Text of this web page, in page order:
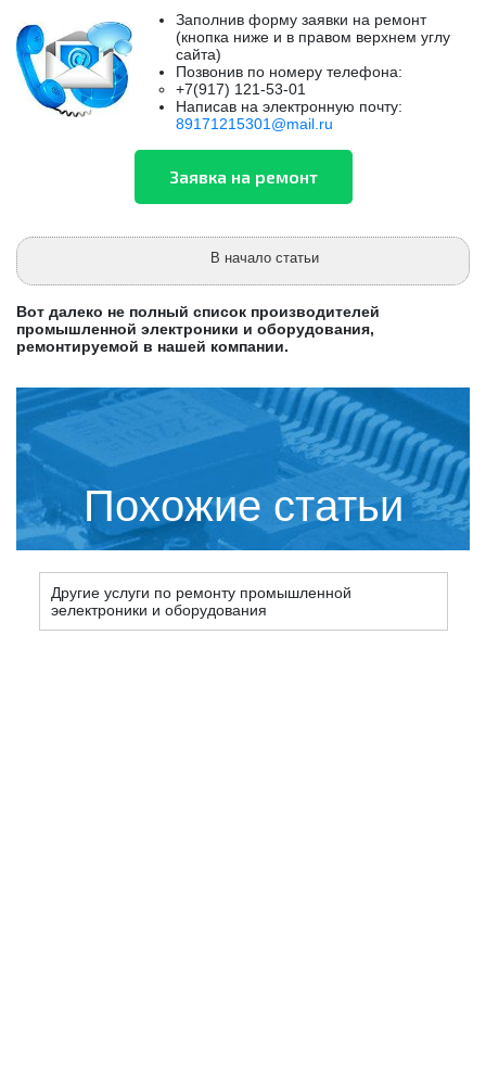
Заполнив форму заявки на ремонт
(кнопка ниже и в правом верхнем углу
сайта)
Позвонив по номеру телефона:
+7(917) 121-53-01
Написав на электронную почту:
89171215301@mail.ru
В начало статьи
Вот далеко не полный список производителей
промышленной электроники и оборудования,
ремонтируемой в нашей компании.
Похожие статьи
Другие услуги по ремонту промышленной
эелектроники и оборудования